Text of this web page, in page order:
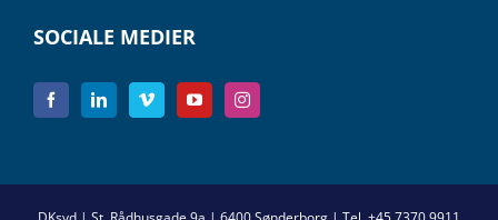
SOCIALE MEDIER